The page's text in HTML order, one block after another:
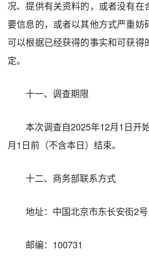
况、提供有关资料的，或者没有在
要信息的，或者以其他方式严重妨
可以根据已经获得的事实和可获得
定。
十一、调查期限
本次调查自2025年12月1日开
月1日前（不含本日）结束。
十二、商务部联系方式
地址：中国北京市东长安街2号
邮编：100731